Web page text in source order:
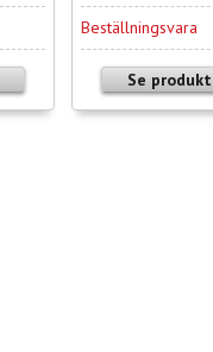
Beställningsvara
Se produkt